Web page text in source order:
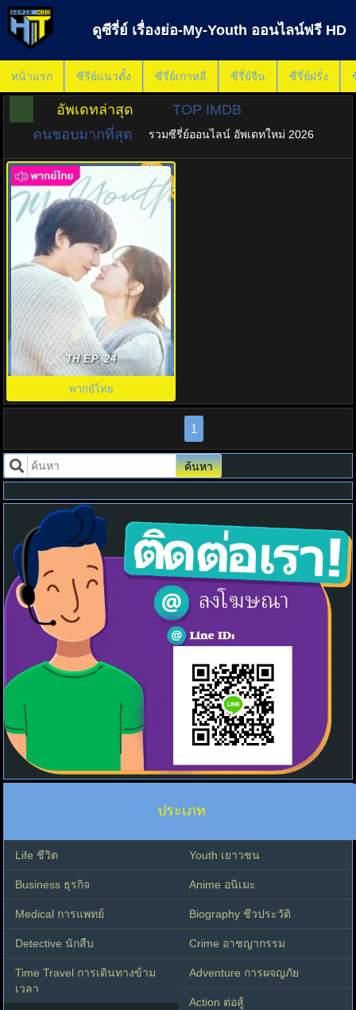
ดูซีรี่ย์ เรื่องย่อ-My-Youth ออนไลน์ฟรี HD
หน้าแรก ซีรีย์แนวตั้ง ซีรี่ย์เกาหลี ซีรี่ย์จีน ซีรี่ย์ฝรั่ง
อัพเดทล่าสุด
TOP IMDB
คนชอบมากที่สุด
รวมซีรี่ย์ออนไลน์ อัพเดทใหม่ 2026
วัยเยาว์ของสองเรา (2025) My
Youth พากย์ไทย EP.1-12 (จบ)
8.0 พากย์ไทย
TH EP. 24
พากย์ไทย
1
ค้นหา
ประเภท
Life ชีวิต Youth เยาวชน
Business ธุรกิจ Anime อนิเมะ
Medical การแพทย์ Biography ชีวประวัติ
Detective นักสืบ Crime อาชญากรรม
Time Travel การเดินทางข้าม
เวลา
Adventure การผจญภัย
Action ต่อสู้